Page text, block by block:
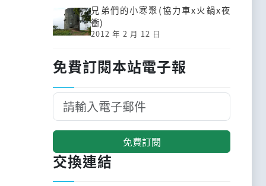
兄弟們的小寒聚(協力車x火鍋x夜
衝)
2012 年 2 月 12 日
免費訂閱本站電子報
免費訂閱
交換連結